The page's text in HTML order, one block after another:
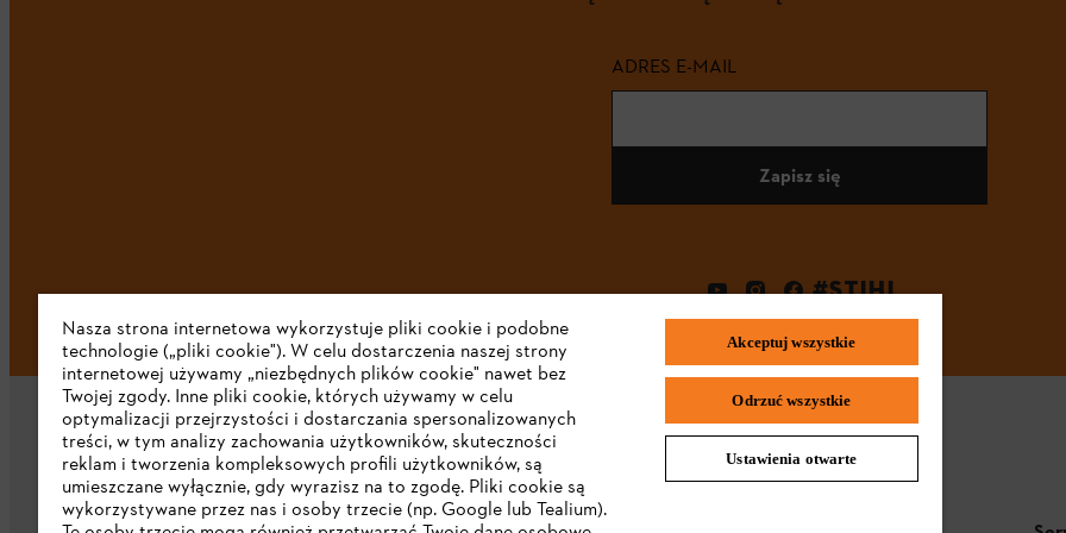
ADRES E-MAIL
Zapisz się
#STIHL
Nasza strona internetowa wykorzystuje pliki cookie i podobne
technologie („pliki cookie"). W celu dostarczenia naszej strony
internetowej używamy „niezbędnych plików cookie" nawet bez
Twojej zgody. Inne pliki cookie, których używamy w celu
optymalizacji przejrzystości i dostarczania spersonalizowanych
treści, w tym analizy zachowania użytkowników, skuteczności
reklam i tworzenia kompleksowych profili użytkowników, są
umieszczane wyłącznie, gdy wyrazisz na to zgodę. Pliki cookie są
wykorzystywane przez nas i osoby trzecie (np. Google lub Tealium).
Akceptuj wszystkie
Odrzuć wszystkie
Ustawienia otwarte